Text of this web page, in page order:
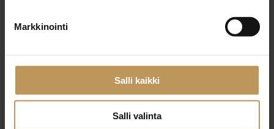
Markkinointi
Salli kaikki
Salli valinta
Ylempio kiinteistönvälittäjä, LKV